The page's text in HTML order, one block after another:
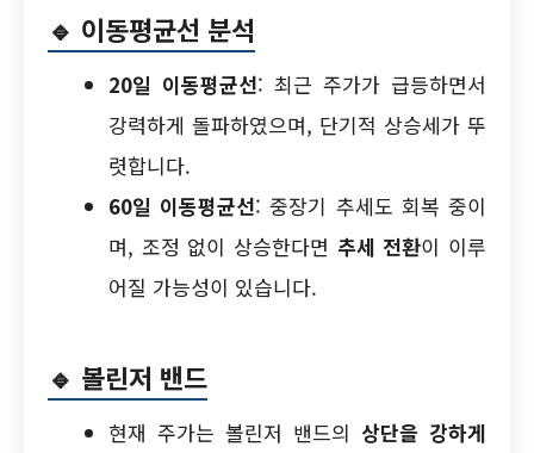
🔹 이동평균선 분석
20일 이동평균선: 최근 주가가 급등하면서
강력하게 돌파하였으며, 단기적 상승세가 뚜
렷합니다.
60일 이동평균선: 중장기 추세도 회복 중이
며, 조정 없이 상승한다면 추세 전환이 이루
어질 가능성이 있습니다.
🔹 볼린저 밴드
현재 주가는 볼린저 밴드의 상단을 강하게